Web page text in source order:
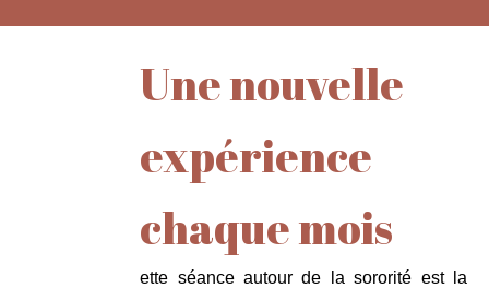
Une nouvelle
expérience
chaque mois
ette séance autour de la sororité est la